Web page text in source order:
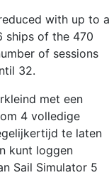
with up to a
ships of the 470
of sessions
32.
met een
4 volledige
te laten
kunt loggen
Sail Simulator 5